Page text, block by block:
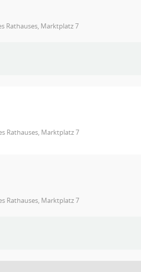
Rathauses, Marktplatz 7
Rathauses, Marktplatz 7
Rathauses, Marktplatz 7